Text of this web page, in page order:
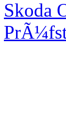
Skoda